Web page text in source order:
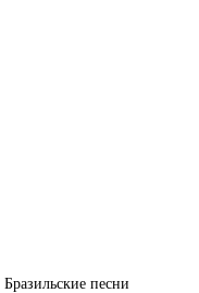
Бразильские песни